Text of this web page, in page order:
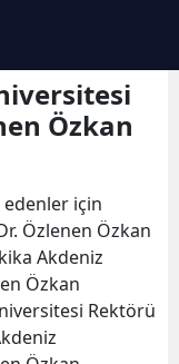
Antalya
Aydın
Balıkesir
Özkan
için
Özlenen Özkan
Akdeniz
Özkan
Rektörü